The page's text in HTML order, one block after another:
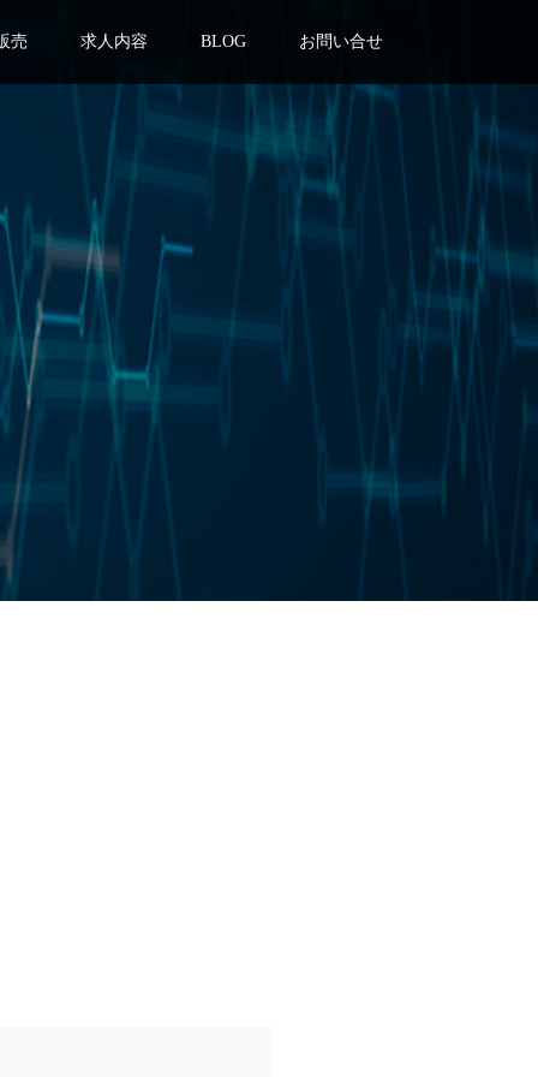
売 求人内容 BLOG お問い合せ